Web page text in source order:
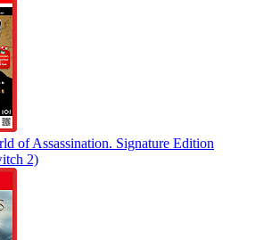
of Assassination. Signature Edition
2)